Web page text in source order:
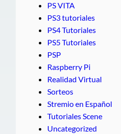
PS VITA
PS3 tutoriales
PS4 Tutoriales
PS5 Tutoriales
PSP
Raspberry Pi
Realidad Virtual
Sorteos
Stremio en Español
Tutoriales Scene
Uncategorized